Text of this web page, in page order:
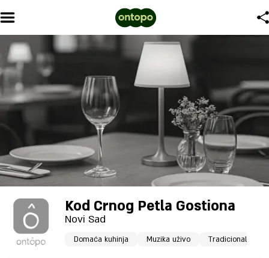
Kod Crnog Petla Gostiona
Novi Sad
Domaća kuhinja Muzika uživo Tradicionalna